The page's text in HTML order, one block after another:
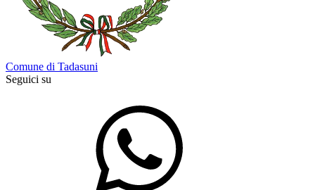
Comune di Tadasuni
Seguici su